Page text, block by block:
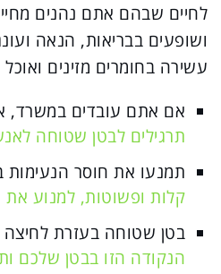
לחיים שבהם אתם נהנים
ושופעים בבריאות, הנאה
עשירה בחומרים מזינים
אם אתם עובדים במשרד,
תרגילים לבטן שטוחה
תמנעו את חוסר הנעימות
קלות ופשוטות, למנוע
בטן שטוחה בעזרת
הנקודה הזו בבטן שלכם